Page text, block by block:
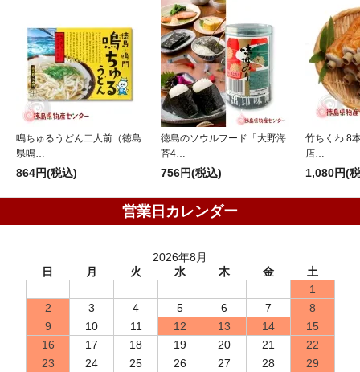
鳴ちゅるうどん二人前（徳島
県鳴…
864円(税込)
徳島のソウルフード「大野海
苔4…
756円(税込)
竹ちくわ 8
店…
1,080円(
営業日カレンダー
2026年8月
日
月 火 水 木 金
土
1
2
3 4 5 6 7
8
9
10 11 12 13 14
15
16
17 18 19 20 21
22
23
24 25 26 27 28
29